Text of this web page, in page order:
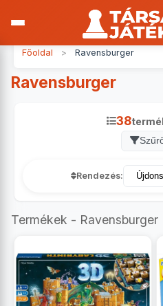
Főoldal > Ravensburger
Ravensburger
38
Rendezés:
Termékek - Ravensburger